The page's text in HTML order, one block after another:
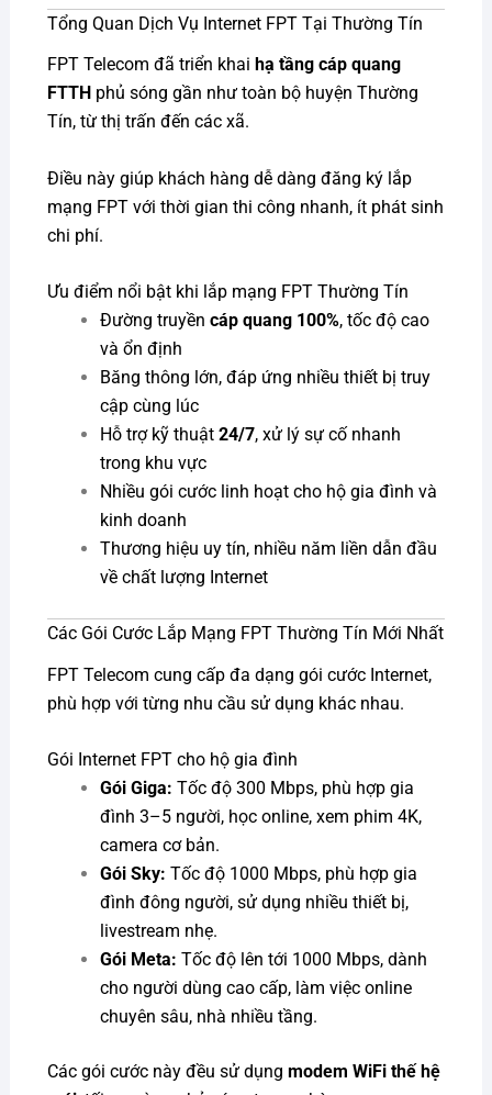
Tổng Quan Dịch Vụ Internet FPT Tại Thường Tín
FPT Telecom đã triển khai hạ tầng cáp quang
FTTH phủ sóng gần như toàn bộ huyện Thường
Tín, từ thị trấn đến các xã.
Điều này giúp khách hàng dễ dàng đăng ký lắp
mạng FPT với thời gian thi công nhanh, ít phát sinh
chi phí.
Ưu điểm nổi bật khi lắp mạng FPT Thường Tín
Đường truyền cáp quang 100%, tốc độ cao
và ổn định
Băng thông lớn, đáp ứng nhiều thiết bị truy
cập cùng lúc
Hỗ trợ kỹ thuật 24/7, xử lý sự cố nhanh
trong khu vực
Nhiều gói cước linh hoạt cho hộ gia đình và
kinh doanh
Thương hiệu uy tín, nhiều năm liền dẫn đầu
về chất lượng Internet
Các Gói Cước Lắp Mạng FPT Thường Tín Mới Nhất
FPT Telecom cung cấp đa dạng gói cước Internet,
phù hợp với từng nhu cầu sử dụng khác nhau.
Gói Internet FPT cho hộ gia đình
Gói Giga: Tốc độ 300 Mbps, phù hợp gia
đình 3–5 người, học online, xem phim 4K,
camera cơ bản.
Gói Sky: Tốc độ 1000 Mbps, phù hợp gia
đình đông người, sử dụng nhiều thiết bị,
livestream nhẹ.
Gói Meta: Tốc độ lên tới 1000 Mbps, dành
cho người dùng cao cấp, làm việc online
chuyên sâu, nhà nhiều tầng.
Các gói cước này đều sử dụng modem WiFi thế hệ